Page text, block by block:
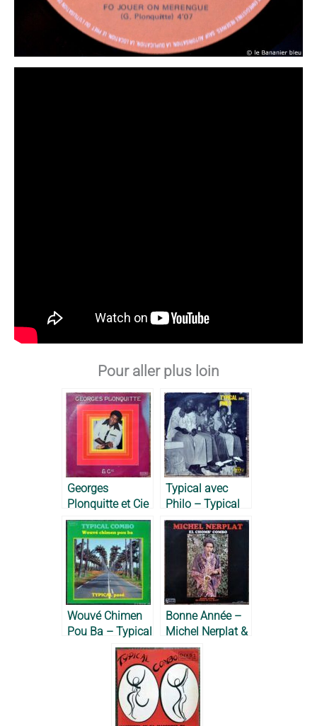
Pour aller plus loin
Georges
Plonquitte et Cie
– 1978
Typical avec
Philo – Typical
Combo, 1975
Wouvé Chimen
Pou Ba – Typical
combo, 1983
Bonne Année –
Michel Nerplat &
El Chomb’
Combo, 1975